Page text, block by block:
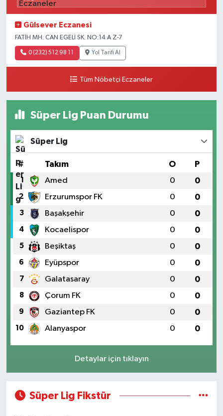
Gülsever Eczanesi
FATİH MH. CAN EGELİ SK. NO:14 A Z-7
0 (232) 512 98 11 Yol Tarifi Al
Tüm Nöbetçi Eczaneler
Süper Lig Puan Durumu
Süper Lig
# Takım O P
1 Amed 0 0
2 Erzurumspor FK 0 0
3 Başakşehir 0 0
4 Kocaelispor 0 0
5 Beşiktaş 0 0
6 Eyüpspor 0 0
7 Galatasaray 0 0
8 Çorum FK 0 0
9 Gaziantep FK 0 0
10 Alanyaspor 0 0
Detaylar için tıklayın
Süper Lig Fikstür